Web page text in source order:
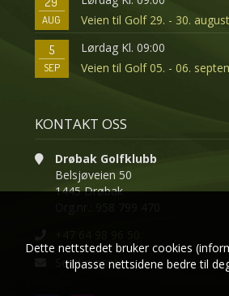
AUG
Veien til Golf 29. - 30. august
5
SEP
Lørdag Kl. 09:00
Veien til Golf 05. - 06.
KONTAKT OSS
Drøbak Golfklubb
Belsjøveien 50
1445 Drøbak
Send e-post
Dette nettstedet bruker cookies
tilpasse nettsidene bedre til